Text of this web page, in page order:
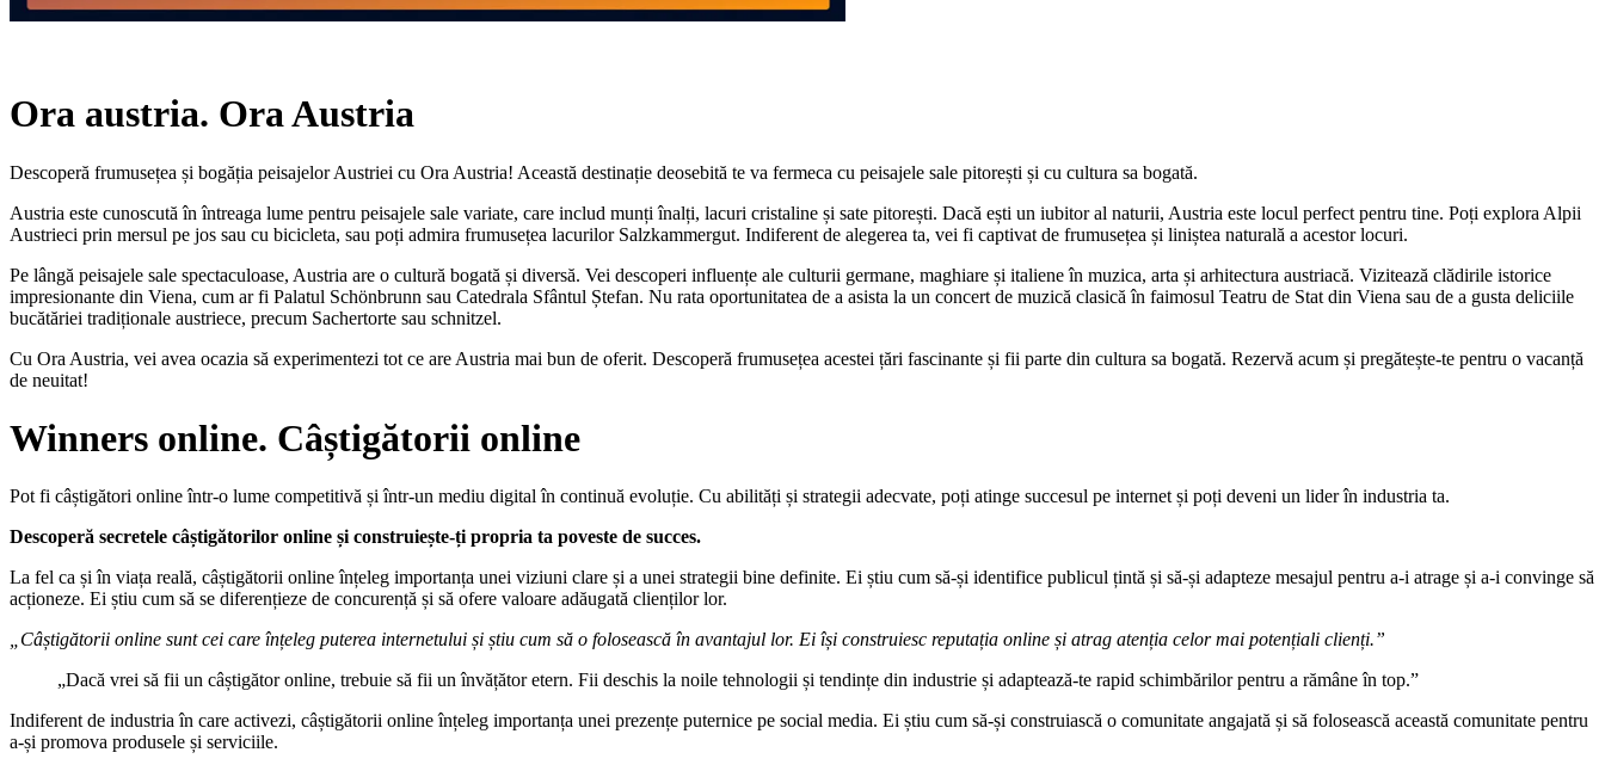
Ora austria. Ora Austria
Descoperă frumusețea și bogăția peisajelor Austriei cu Ora Austria! Această destinație deosebită te va fermeca cu peisajele sale pitorești și cu cultura sa bogată.
Austria este cunoscută în întreaga lume pentru peisajele sale variate, care includ munți înalți, lacuri cristaline și sate pitorești. Dacă ești un iubitor al naturii, Austria este locul perfect pentru tine. Poți explora Alpii
Austrieci prin mersul pe jos sau cu bicicleta, sau poți admira frumusețea lacurilor Salzkammergut. Indiferent de alegerea ta, vei fi captivat de frumusețea și liniștea naturală a acestor locuri.
Pe lângă peisajele sale spectaculoase, Austria are o cultură bogată și diversă. Vei descoperi influențe ale culturii germane, maghiare și italiene în muzica, arta și arhitectura austriacă. Vizitează clădirile istorice
impresionante din Viena, cum ar fi Palatul Schönbrunn sau Catedrala Sfântul Ștefan. Nu rata oportunitatea de a asista la un concert de muzică clasică în faimosul Teatru de Stat din Viena sau de a gusta deliciile
bucătăriei tradiționale austriece, precum Sachertorte sau schnitzel.
Cu Ora Austria, vei avea ocazia să experimentezi tot ce are Austria mai bun de oferit. Descoperă frumusețea acestei țări fascinante și fii parte din cultura sa bogată. Rezervă acum și pregătește-te pentru o vacanță
de neuitat!
Winners online. Câștigătorii online
Pot fi câștigători online într-o lume competitivă și într-un mediu digital în continuă evoluție. Cu abilități și strategii adecvate, poți atinge succesul pe internet și poți deveni un lider în industria ta.
Descoperă secretele câștigătorilor online și construiește-ți propria ta poveste de succes.
La fel ca și în viața reală, câștigătorii online înțeleg importanța unei viziuni clare și a unei strategii bine definite. Ei știu cum să-și identifice publicul țintă și să-și adapteze mesajul pentru a-i atrage și a-i convinge să
acționeze. Ei știu cum să se diferențieze de concurență și să ofere valoare adăugată clienților lor.
„Câștigătorii online sunt cei care înțeleg puterea internetului și știu cum să o folosească în avantajul lor. Ei își construiesc reputația online și atrag atenția celor mai potențiali clienți.”
„Dacă vrei să fii un câștigător online, trebuie să fii un învățător etern. Fii deschis la noile tehnologii și tendințe din industrie și adaptează-te rapid schimbărilor pentru a rămâne în top.”
Indiferent de industria în care activezi, câștigătorii online înțeleg importanța unei prezențe puternice pe social media. Ei știu cum să-și construiască o comunitate angajată și să folosească această comunitate pentru
a-și promova produsele și serviciile.